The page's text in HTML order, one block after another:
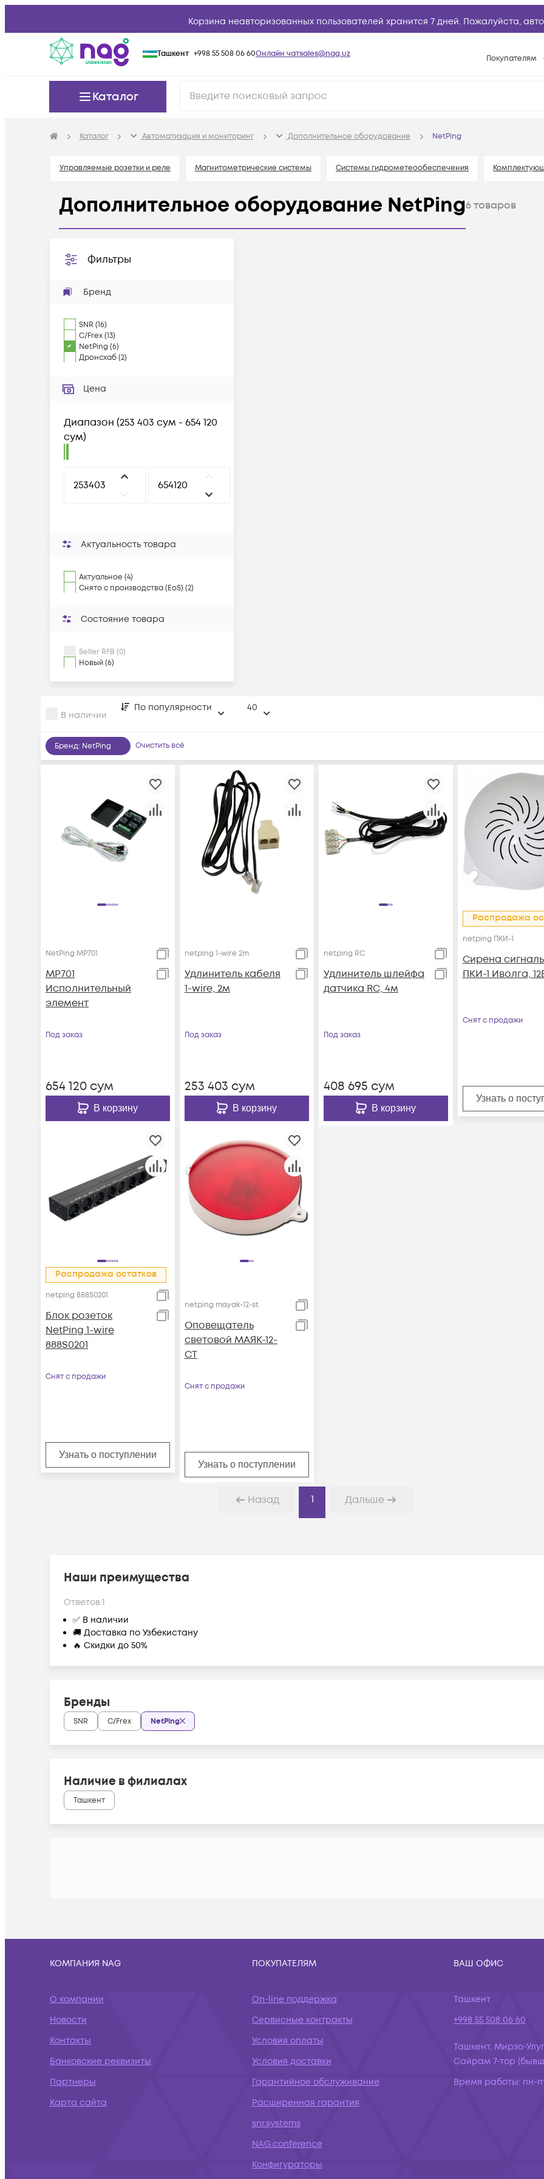
Корзина неавторизованных пользователей хранится 7 дней. Пожалуйста,
Ташкент +998 55 508 06 60Онлайн чатsales@nag.uz Покупателям
Техническая
Конфигураторы
Каталог
Каталог Автоматизация и мониторинг Дополнительное оборудование NetPing
Управляемые розетки и реле Магнитометрические системы Системы гидрометеообеспечения
Дополнительное оборудование NetPing6товаров
Фильтры
Бренд
SNR (16)
C/Frex(13)
NetPing (6)
Дронсхаб(2)
Цена
Диапазон (253 403 сум - 654 120
сум)
Актуальность товара
Актуальное (4)
Снято с производства (EoS) (2)
Состояние товара
Seller RFB (0)
Новый (6)
В наличии
По популярности 40
Бренд: NetPing Очистить всё
NetPing MP701
MP701
Исполнительный
элемент
Под заказ
654 120 сум
В корзину
netping 1-wire 2m
Удлинитель кабеля
1-wire, 2м
Под заказ
253 403 сум
В корзину
netping RC
Удлинитель шлейфа
датчика RC, 4м
Под заказ
408 695 сум
В корзину
Распродажа
netping ПКИ-1
Сирена
ПКИ-1 Иволга,
Снят с продажи
Узнать о
Распродажа остатков
netping 888S0201
Блок розеток
NetPing 1-wire
888S0201
Снят с продажи
Узнать о поступлении
netping mayak-12-st
Оповещатель
световой МАЯК-12-
СТ
Снят с продажи
Узнать о поступлении
Назад 1 Дальше
Наши преимущества
Ответов:1
✅ В наличии
🚚 Доставка по Узбекистану
🔥 Скидки до 50%
Бренды
SNR C/Frex NetPing
Наличие в филиалах
Ташкент
КОМПАНИЯ NAG
О компании
Новости
Контакты
Банковские реквизиты
Партнеры
Карта сайта
ПОКУПАТЕЛЯМ
On-line поддержка
Сервисные контракты
Условия оплаты
Условия доставки
Гарантийное обслуживание
Расширенная гарантия
snr.systems
NAG.conference
Конфигураторы
ВАШ ОФИС
Ташкент
+998 55 508 06 60
Ташкент, Мирзо-
Сайрам 7-тор
Время работы: пн-